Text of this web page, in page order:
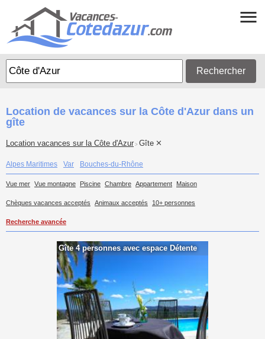
Rechercher
Location de vacances sur la Côte d'Azur dans un
gîte
Location vacances sur la Côte d'Azur > Gîte
Alpes Maritimes Var Bouches-du-Rhône
Vue mer Vue montagne Piscine Chambre Appartement Maison
Chèques vacances acceptés Animaux acceptés 10+ personnes
Recherche avancée
Gîte 4 personnes avec espace Détente